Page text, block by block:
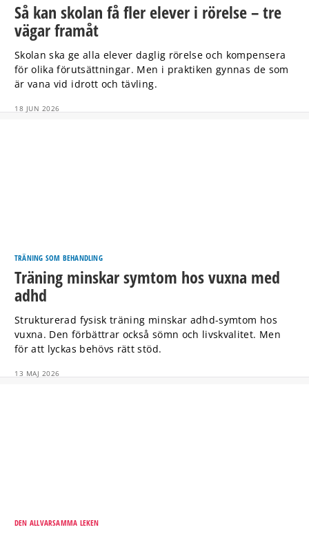
Så kan skolan få fler elever i rörelse – tre
vägar framåt
Skolan ska ge alla elever daglig rörelse och kompensera
för olika förutsättningar. Men i praktiken gynnas de som
är vana vid idrott och tävling.
18 JUN 2026
TRÄNING SOM BEHANDLING
Träning minskar symtom hos vuxna med
adhd
Strukturerad fysisk träning minskar adhd-symtom hos
vuxna. Den förbättrar också sömn och livskvalitet. Men
för att lyckas behövs rätt stöd.
13 MAJ 2026
DEN ALLVARSAMMA LEKEN